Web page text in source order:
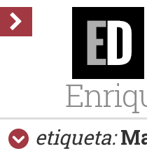
etiqueta: